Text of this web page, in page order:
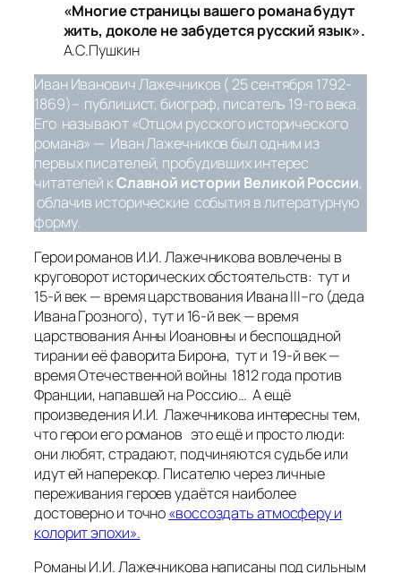
«Многие страницы вашего романа будут
жить, доколе не забудется русский язык».
А.С.Пушкин
Иван Иванович Лажечников ( 25 сентября 1792-
1869)– публицист, биограф, писатель 19-го века.
Его называют «Отцом русского исторического
романа» — Иван Лажечников был одним из
первых писателей, пробудивших интерес
читателей кСлавной истории Великой России,
облачив исторические события в литературную
форму.
Герои романов И.И. Лажечникова вовлечены в
круговорот исторических обстоятельств: тут и
15-й век — время царствования Ивана III–го (деда
Ивана Грозного), тут и 16-й век — время
царствования Анны Иоановны и беспощадной
тирании её фаворита Бирона, тут и 19-й век —
время Отечественной войны 1812 года против
Франции, напавшей на Россию… А ещё
произведения И.И. Лажечникова интересны тем,
что герои его романов это ещё и просто люди:
они любят, страдают, подчиняются судьбе или
идут ей наперекор. Писателю через личные
переживания героев удаётся наиболее
достоверно и точно«воссоздать атмосферу и
колорит эпохи».
Романы И.И. Лажечникова написаны под сильным